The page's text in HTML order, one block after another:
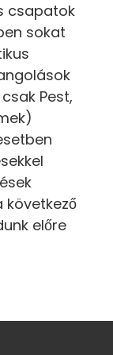
csapatok
sokat
Pest,
következő
előre